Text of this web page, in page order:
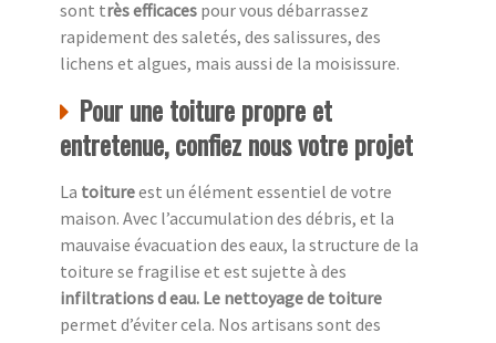
sont très efficaces pour vous débarrassez
rapidement des saletés, des salissures, des
lichens et algues, mais aussi de la moisissure.
Pour une toiture propre et
entretenue, confiez nous votre projet
La toitureest un élément essentiel de votre
maison. Avec l’accumulation des débris, et la
mauvaise évacuation des eaux, la structure de la
toiture se fragilise et est sujette à des
infiltrations d eau. Le nettoyage de toiture
permet d’éviter cela. Nos artisans sont des